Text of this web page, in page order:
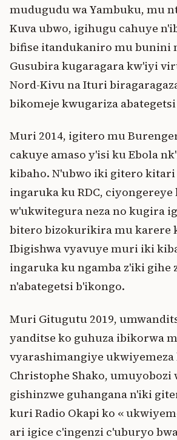
mudugudu wa Yambuku, mu
Kuva ubwo, igihugu cahuye
bifise itandukaniro mu bunini
Gusubira kugaragara kw'iyi
Nord-Kivu na Ituri
bikomeje kwugariza
Muri 2014, igitero mu
cakuye amaso y'isi ku Ebola
kibaho. N'ubwo iki gitero
ingaruka ku RDC, ciyongereye
w'ukwitegura neza no kugira
bitero bizokurikira mu karere
Ibigishwa vyavuye muri iki
ingaruka ku ngamba z'iki gihe
n'abategetsi b'ikongo.
Muri Gitugutu 2019,
yanditse ko guhuza ibikorwa
vyarashimangiye
Christophe Shako, umuyobozi
gishinzwe guhangana n'iki
kuri Radio Okapi ko «
ari igice c'ingenzi c'uburyo